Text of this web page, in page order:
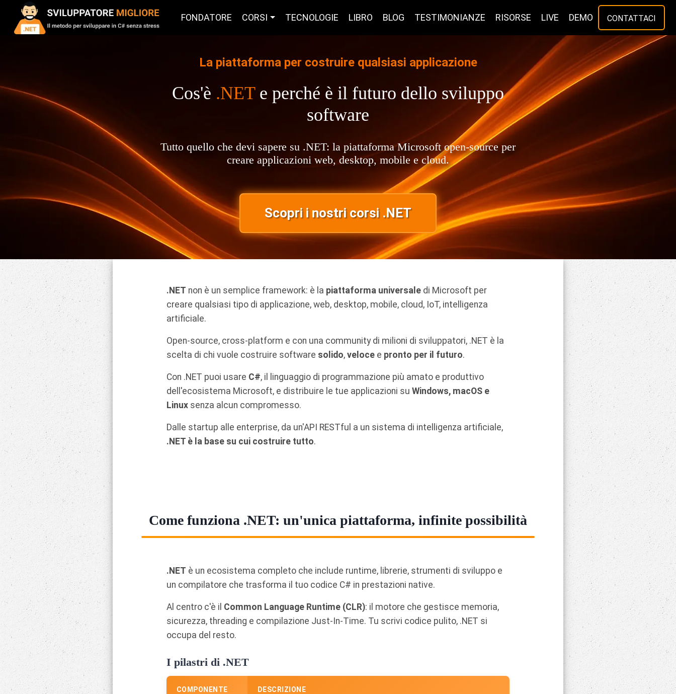
FONDATORE CORSI TECNOLOGIE LIBRO BLOG TESTIMONIANZE RISORSE LIVE DEMO CONTATTACI
La piattaforma per costruire qualsiasi applicazione
Cos'è .NETe perché è il futuro dello sviluppo
software
Tutto quello che devi sapere su .NET: la piattaforma Microsoft open-source per
creare applicazioni web, desktop, mobile e cloud.
Scopri i nostri corsi .NET
.NET non è un semplice framework: è la piattaforma universaledi Microsoft per
creare qualsiasi tipo di applicazione, web, desktop, mobile, cloud, IoT, intelligenza
artificiale.
Open-source, cross-platform e con una community di milioni di sviluppatori, .NET è la
scelta di chi vuole costruire software solido, velocee pronto per il futuro.
Con .NET puoi usare C#, il linguaggio di programmazione più amato e produttivo
dell'ecosistema Microsoft, e distribuire le tue applicazioni su Windows, macOS e
Linuxsenza alcun compromesso.
Dalle startup alle enterprise, da un'API RESTful a un sistema di intelligenza artificiale,
.NET è la base su cui costruire tutto.
Come funziona .NET: un'unica piattaforma, infinite possibilità
.NET è un ecosistema completo che include runtime, librerie, strumenti di sviluppo e
un compilatore che trasforma il tuo codice C# in prestazioni native.
Al centro c'è il Common Language Runtime (CLR): il motore che gestisce memoria,
sicurezza, threading e compilazione Just-In-Time. Tu scrivi codice pulito, .NET si
occupa del resto.
I pilastri di .NET
COMPONENTE DESCRIZIONE